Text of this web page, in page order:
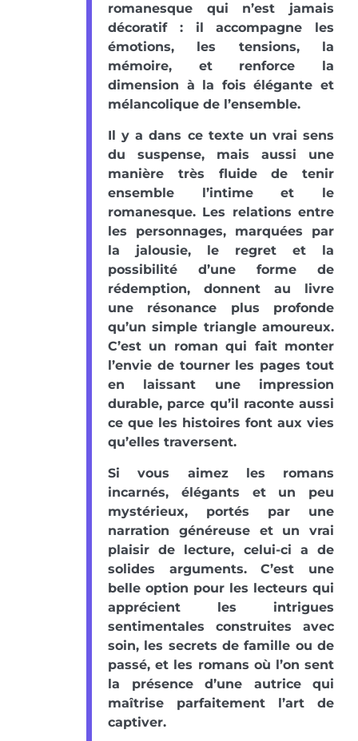
romanesque qui n’est jamais
décoratif : il accompagne les
émotions, les tensions, la
mémoire, et renforce la
dimension à la fois élégante et
mélancolique de l’ensemble.
Il y a dans ce texte un vrai sens
du suspense, mais aussi une
manière très fluide de tenir
ensemble l’intime et le
romanesque. Les relations entre
les personnages, marquées par
la jalousie, le regret et la
possibilité d’une forme de
rédemption, donnent au livre
une résonance plus profonde
qu’un simple triangle amoureux.
C’est un roman qui fait monter
l’envie de tourner les pages tout
en laissant une impression
durable, parce qu’il raconte aussi
ce que les histoires font aux vies
qu’elles traversent.
Si vous aimez les romans
incarnés, élégants et un peu
mystérieux, portés par une
narration généreuse et un vrai
plaisir de lecture, celui-ci a de
solides arguments. C’est une
belle option pour les lecteurs qui
apprécient les intrigues
sentimentales construites avec
soin, les secrets de famille ou de
passé, et les romans où l’on sent
la présence d’une autrice qui
maîtrise parfaitement l’art de
captiver.